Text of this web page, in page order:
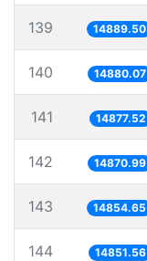
139 14889.50
140 14880.07
141 14877.52
142 14870.99
143 14854.65
144 14851.56